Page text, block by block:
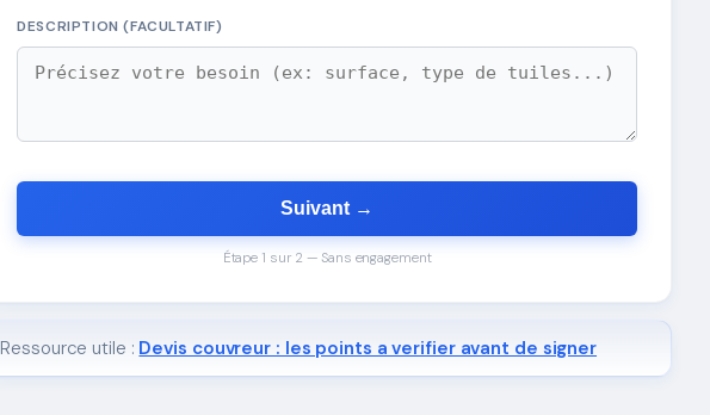
DESCRIPTION (FACULTATIF)
Suivant →
Étape 1 sur 2 — Sans engagement
Ressource utile : Devis couvreur : les points a verifier avant de signer